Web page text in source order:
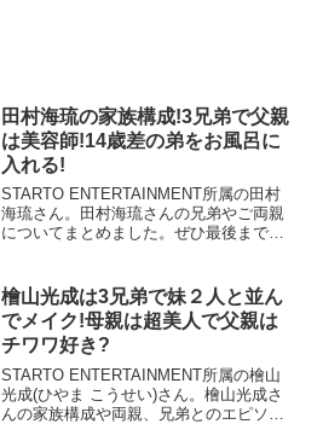
田村海琉の家族構成!3兄弟で父親
は美容師!14歳差の弟をお風呂に
入れる!
STARTO ENTERTAINMENT所属の田村
海琉さん。田村海琉さんの兄弟やご両親
についてまとめました。ぜひ最後までご
族で3人兄妹の長男です。兄弟の年齢差
は、妹と...
檜山光成は3兄弟で妹２人と並ん
でメイク!母親は超美人で父親は
チワワ好き?
STARTO ENTERTAINMENT所属の檜山
光成(ひやま こうせい)さん。檜山光成さ
んの家族構成や両親、兄弟とのエピソー